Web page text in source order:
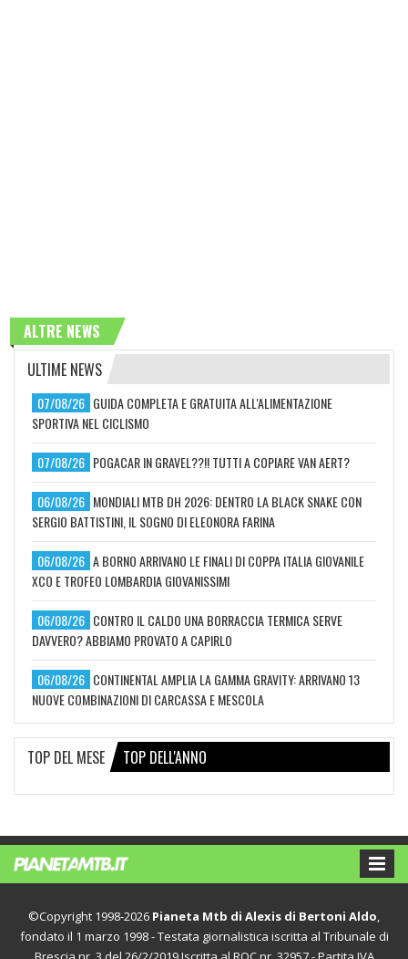
ALTRE NEWS
ULTIME NEWS
07/08/26 GUIDA COMPLETA E GRATUITA ALL'ALIMENTAZIONE
SPORTIVA NEL CICLISMO
07/08/26 POGACAR IN GRAVEL??!! TUTTI A COPIARE VAN AERT?
06/08/26 MONDIALI MTB DH 2026: DENTRO LA BLACK SNAKE CON
SERGIO BATTISTINI, IL SOGNO DI ELEONORA FARINA
06/08/26 A BORNO ARRIVANO LE FINALI DI COPPA ITALIA GIOVANILE
XCO E TROFEO LOMBARDIA GIOVANISSIMI
06/08/26 CONTRO IL CALDO UNA BORRACCIA TERMICA SERVE
DAVVERO? ABBIAMO PROVATO A CAPIRLO
06/08/26 CONTINENTAL AMPLIA LA GAMMA GRAVITY: ARRIVANO 13
NUOVE COMBINAZIONI DI CARCASSA E MESCOLA
TOP DEL MESE TOP DELL'ANNO
©Copyright 1998-2026 Pianeta Mtb di Alexis di Bertoni Aldo
fondato il 1 marzo 1998 - Testata giornalistica iscritta al Tribunale di